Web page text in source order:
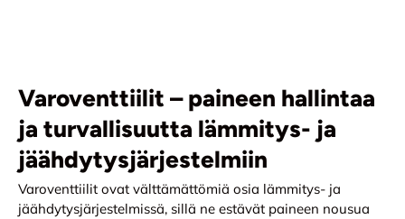
Varoventtiilit – paineen hallintaa
ja turvallisuutta lämmitys- ja
jäähdytysjärjestelmiin
Varoventtiilit ovat välttämättömiä osia lämmitys- ja
jäähdytysjärjestelmissä, sillä ne estävät paineen nousua